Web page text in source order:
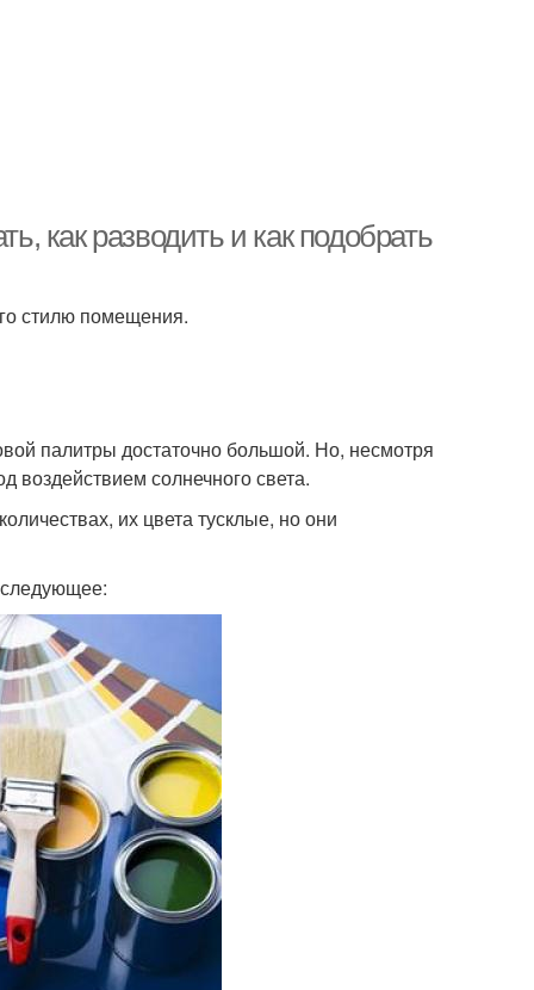
как разводить и как подобрать
стилю помещения.
палитры достаточно большой. Но, несмотря
воздействием солнечного света.
их цвета тусклые, но они
следующее: